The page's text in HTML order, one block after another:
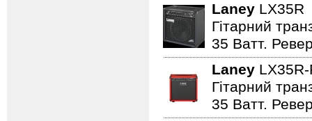
Laney LX35R
Гітарний
35 Ватт.
Laney
Гітарний
35 Ватт.